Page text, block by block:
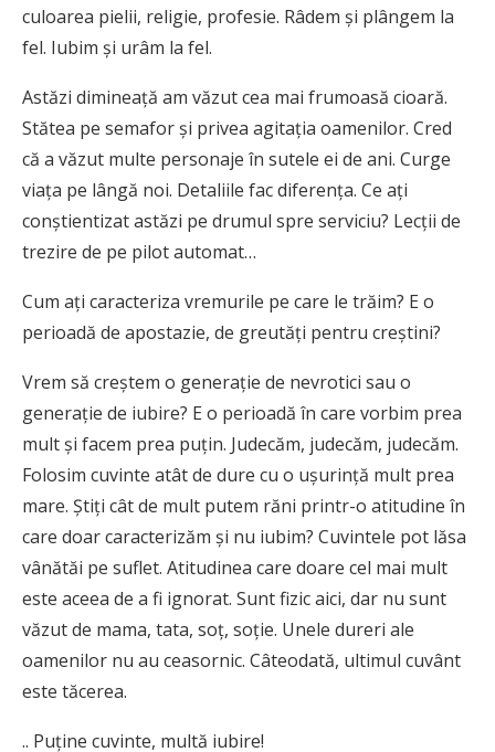
culoarea pielii, religie, profesie. Râdem și plângem la
fel. Iubim și urâm la fel.
Astăzi dimineață am văzut cea mai frumoasă cioară.
Stătea pe semafor și privea agitația oamenilor. Cred
că a văzut multe personaje în sutele ei de ani. Curge
viața pe lângă noi. Detaliile fac diferența. Ce ați
conștientizat astăzi pe drumul spre serviciu? Lecții de
trezire de pe pilot automat…
Cum ați caracteriza vremurile pe care le trăim? E o
perioadă de apostazie, de greutăți pentru creștini?
Vrem să creștem o generație de nevrotici sau o
generație de iubire? E o perioadă în care vorbim prea
mult și facem prea puțin. Judecăm, judecăm, judecăm.
Folosim cuvinte atât de dure cu o ușurință mult prea
mare. Știți cât de mult putem răni printr-o atitudine în
care doar caracterizăm și nu iubim? Cuvintele pot lăsa
vânătăi pe suflet. Atitudinea care doare cel mai mult
este aceea de a fi ignorat. Sunt fizic aici, dar nu sunt
văzut de mama, tata, soț, soție. Unele dureri ale
oamenilor nu au ceasornic. Câteodată, ultimul cuvânt
este tăcerea.
.. Puține cuvinte, multă iubire!